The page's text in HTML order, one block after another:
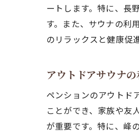
ートします。特に、長
す。また、サウナの利
のリラックスと健康促
アウトドアサウナ
ペンションのアウトド
ことができ、家族や友
が重要です。特に、峰